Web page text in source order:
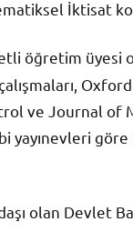
İktisat
öğretim
ve Journal of
yayınevleri
olan Devlet